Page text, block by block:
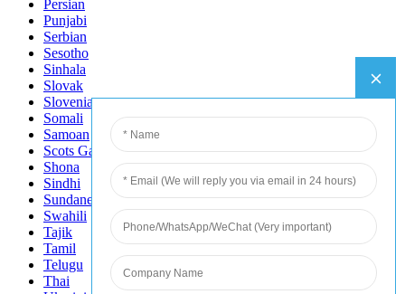
Persian
Punjabi
Serbian
Sesotho
Sinhala
Slovak
Slovenian
Somali
Samoan
Scots Gaelic
Shona
Sindhi
Sundanese
Swahili
Tajik
Tamil
Telugu
Thai